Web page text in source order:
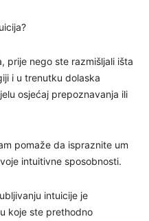
prije nego ste razmišljali išta
i u trenutku dolaska
osjećaj prepoznavanja ili
pomaže da ispraznite um
intuitivne sposobnosti.
intuicije je
koje ste prethodno